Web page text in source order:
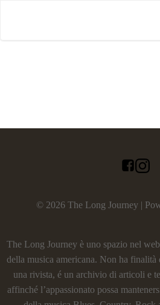
© 2026 The Long Journey |
The Long Journey è uno spazio nel
della musica americana. Non ha
una rivista, é un archivio di articoli e
affinché l’appassionato possa